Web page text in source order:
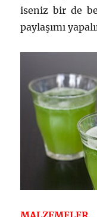
iseniz bir de
paylaşımı